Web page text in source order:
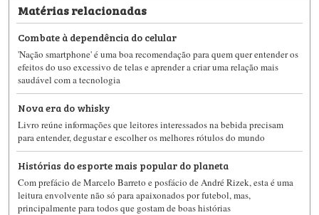
Matérias relacionadas
Combate à dependência do celular
'Nação smartphone' é uma boa recomendação para quem quer entender os
efeitos do uso excessivo de telas e aprender a criar uma relação mais
saudável com a tecnologia
Nova era do whisky
Livro reúne informações que leitores interessados na bebida precisam
para entender, degustar e escolher os melhores rótulos do mundo
Histórias do esporte mais popular do planeta
Com prefácio de Marcelo Barreto e posfácio de André Rizek, esta é uma
leitura envolvente não só para apaixonados por futebol, mas,
principalmente para todos que gostam de boas histórias